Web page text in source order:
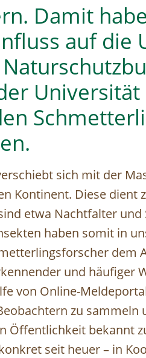
Damit
auf die
Universität
sich mit der
Kontinent. Diese dient
etwa Nachtfalter
haben somit in
dem
und häufiger
von Online-
zu sammeln
Öffentlichkeit bekannt
seit heuer – in